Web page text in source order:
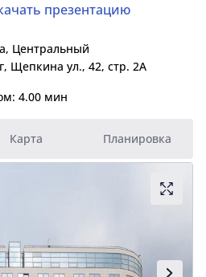
презентацию
Центральный
Щепкина ул., 42, стр. 2А
4.00 мин
Карта Планировка